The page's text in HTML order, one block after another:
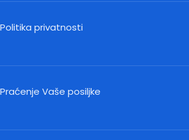
Politika privatnosti
Praćenje Vaše posiljke